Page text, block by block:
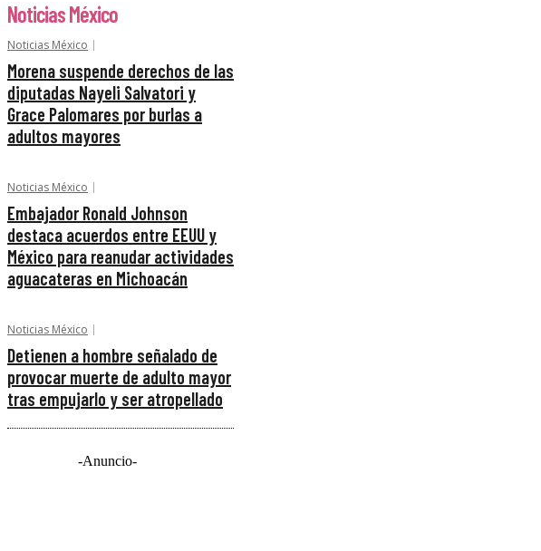
Noticias México
Noticias México
Morena suspende derechos de las
diputadas Nayeli Salvatori y
Grace Palomares por burlas a
adultos mayores
Noticias México
Embajador Ronald Johnson
destaca acuerdos entre EEUU y
México para reanudar actividades
aguacateras en Michoacán
Noticias México
Detienen a hombre señalado de
provocar muerte de adulto mayor
tras empujarlo y ser atropellado
-Anuncio-